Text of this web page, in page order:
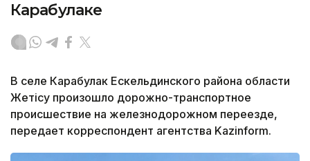
Карабулаке
В селе Карабулак Ескельдинского района области
Жетісу произошло дорожно-транспортное
происшествие на железнодорожном переезде,
передает корреспондент агентства Kazinform.